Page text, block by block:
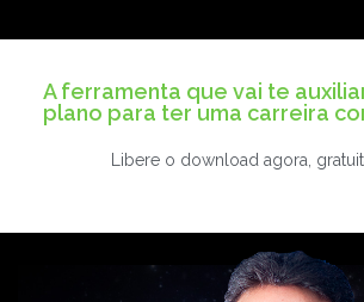
A ferramenta que vai te
plano para ter uma carreira
Libere o download agora,